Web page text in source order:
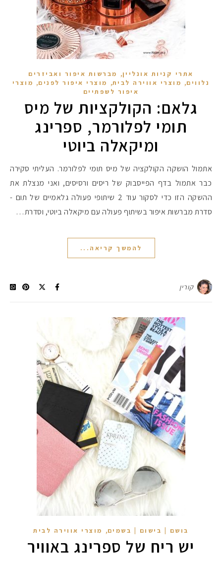
מקדמי הגנה
אתרי קניות אונליין, מברשות איפור ואביזרים
נלווים, מוצרי אווירה לבית, מוצרי איפור לפנים, מוצרי
איפור לשפתיים
גלאם: הקולקציות של מיס
תומי לפלורמר, ספרינג
ומיקאלה ביוטי
אתמול הושקה הקולקציה של מיס תומי לפלורמר. העליתי סקירה
כבר אתמול בדף הפייסבוק של ריסים ורסיסים, ואני מנצלת את
ההשקה הזו כדי לסקור עוד 2 שיתופי פעולה גלאמיים של תום -
סדרת מברשות איפור בשיתוף פעולה עם מיקאלה ביוטי, וסדרת…
להמשך קריאה...
קורין
בושם | בישום | בשמים, מוצרי אווירה לבית
יש ריח של ספרינג באוויר